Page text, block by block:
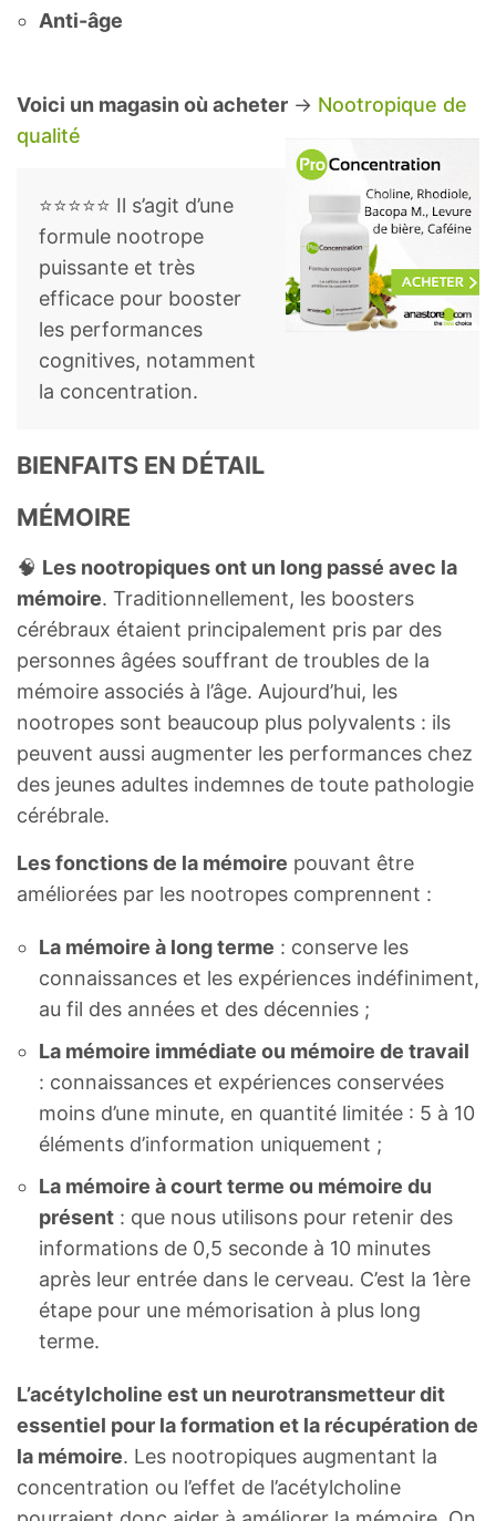
Anti-âge
Voici un magasin où acheter → Nootropique de
qualité
⭐⭐⭐⭐⭐ Il s’agit d’une
formule nootrope
puissante et très
efficace pour booster
les performances
cognitives, notamment
la concentration.
BIENFAITS EN DÉTAIL
MÉMOIRE
🧠 Les nootropiques ont un long passé avec la
mémoire. Traditionnellement, les boosters
cérébraux étaient principalement pris par des
personnes âgées souffrant de troubles de la
mémoire associés à l’âge. Aujourd’hui, les
nootropes sont beaucoup plus polyvalents : ils
peuvent aussi augmenter les performances chez
des jeunes adultes indemnes de toute pathologie
cérébrale.
Les fonctions de la mémoire pouvant être
améliorées par les nootropes comprennent :
La mémoire à long terme : conserve les
connaissances et les expériences indéfiniment,
au fil des années et des décennies ;
La mémoire immédiate ou mémoire de travail
: connaissances et expériences conservées
moins d’une minute, en quantité limitée : 5 à 10
éléments d’information uniquement ;
La mémoire à court terme ou mémoire du
présent : que nous utilisons pour retenir des
informations de 0,5 seconde à 10 minutes
après leur entrée dans le cerveau. C’est la 1ère
étape pour une mémorisation à plus long
terme.
L’acétylcholine est un neurotransmetteur dit
essentiel pour la formation et la récupération de
la mémoire. Les nootropiques augmentant la
concentration ou l’effet de l’acétylcholine